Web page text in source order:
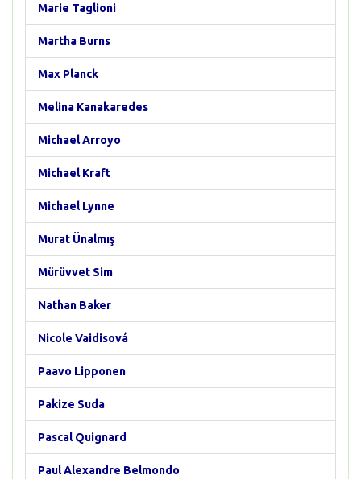
Marie Taglioni
Martha Burns
Max Planck
Melina Kanakaredes
Michael Arroyo
Michael Kraft
Michael Lynne
Murat Ünalmış
Mürüvvet Sim
Nathan Baker
Nicole Vaidisová
Paavo Lipponen
Pakize Suda
Pascal Quignard
Paul Alexandre Belmondo